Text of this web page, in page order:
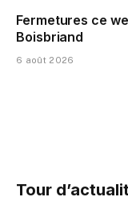
Fermetures ce
Boisbriand
6 août 2026
Tour